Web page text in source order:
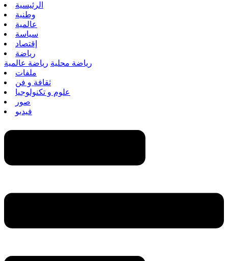
الرئيسية
وطنية
عالمية
سياسة
إقتصاد
رياضة
رياضة محلية رياضة عالمية
ملفات
ثقافة و فن
علوم و تكنولوجيا
صور
فيديو